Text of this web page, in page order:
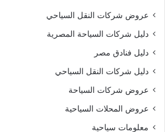
عروض شركات النقل السياحي
دليل شركات السياحة المصرية
دليل فنادق مصر
دليل شركات النقل السياحي
عروض شركات السياحة
عروض المحلات السياحية
معلومات سياحية